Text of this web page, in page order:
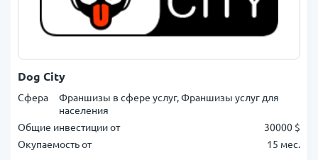
Dog City
Сфера
Франшизы в сфере услуг, Франшизы услуг для
населения
Общие инвестиции от
30000 $
Окупаемость от
15 мес.